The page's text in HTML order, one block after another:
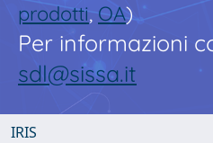
prodotti,OA)
Per informazioni
sdl@sissa.it
IRIS